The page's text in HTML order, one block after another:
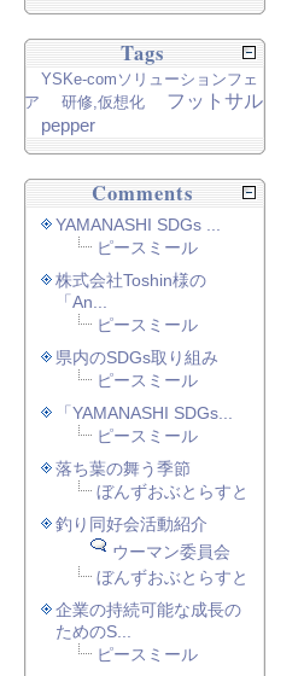
Tags
YSKe-comソリューションフェ
ア
研修,仮想化
フットサル
pepper
Comments
YAMANASHI SDGs ...
ピースミール
株式会社Toshin様の
「An...
ピースミール
県内のSDGs取り組み
ピースミール
「YAMANASHI SDGs...
ピースミール
落ち葉の舞う季節
ぼんずおぶとらすと
釣り同好会活動紹介
ウーマン委員会
ぼんずおぶとらすと
企業の持続可能な成長の
ためのS...
ピースミール